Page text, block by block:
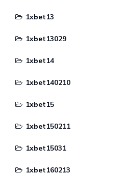
1xbet13
1xbet13029
1xbet14
1xbet140210
1xbet15
1xbet150211
1xbet15031
1xbet160213